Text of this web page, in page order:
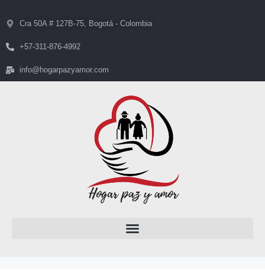
Cra 50A # 127B-75, Bogotá - Colombia
+57-311-876-4992
info@hogarpazyamor.com